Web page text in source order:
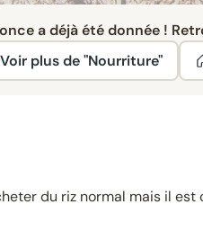
a déjà été donnée !
Voir plus de "Nourriture"
du riz normal mais il